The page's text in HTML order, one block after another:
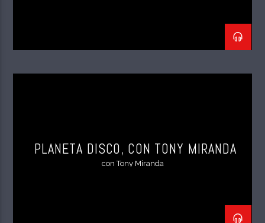
PLANETA DISCO, CON TONY MIRANDA
con Tony Miranda